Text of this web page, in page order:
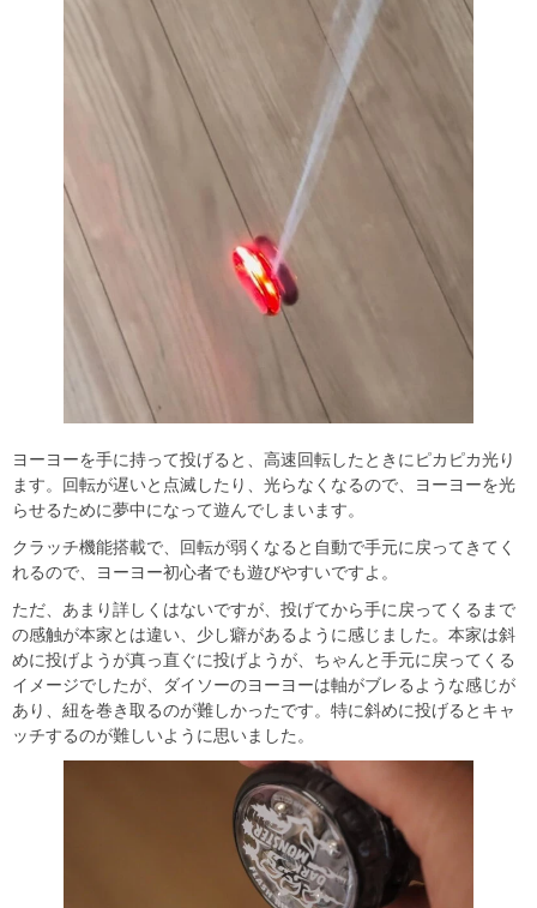
ヨーヨーを手に持って投げると、高速回転したときにピカピカ光り
ます。回転が遅いと点滅したり、光らなくなるので、ヨーヨーを光
らせるために夢中になって遊んでしまいます。
クラッチ機能搭載で、回転が弱くなると自動で手元に戻ってきてく
れるので、ヨーヨー初心者でも遊びやすいですよ。
ただ、あまり詳しくはないですが、投げてから手に戻ってくるまで
の感触が本家とは違い、少し癖があるように感じました。本家は斜
めに投げようが真っ直ぐに投げようが、ちゃんと手元に戻ってくる
イメージでしたが、ダイソーのヨーヨーは軸がブレるような感じが
あり、紐を巻き取るのが難しかったです。特に斜めに投げるとキャ
ッチするのが難しいように思いました。